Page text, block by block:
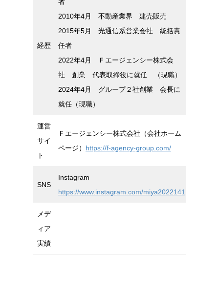
経歴
2010年4月 不動産業界 建売販売
2015年5月 光通信系営業会社 統括責
任者
2022年4月 Ｆエージェンシー株式会
社 創業 代表取締役に就任 （現職）
2024年4月 グループ２社創業 会長に
就任（現職）
運営
サイ
ト
Ｆエージェンシー株式会社（会社ホーム
ページ） https://f-agency-group.com/
SNS
Instagram
https://www.instagram.com/miya2022141
メデ
ィア
実績